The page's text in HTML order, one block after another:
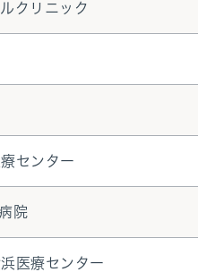
クリニック
センター
院
医療センター